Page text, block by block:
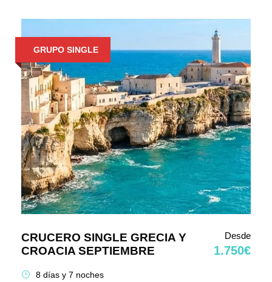
GRUPO SINGLE
CRUCERO SINGLE GRECIA Y
CROACIA SEPTIEMBRE
Desde
1.750€
8 días y 7 noches